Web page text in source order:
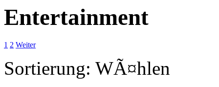
Entertainment
1 2 Weiter
Sortierung: WÃ¤hlen